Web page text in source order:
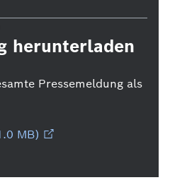
herunterladen
Pressemeldung als
MB)